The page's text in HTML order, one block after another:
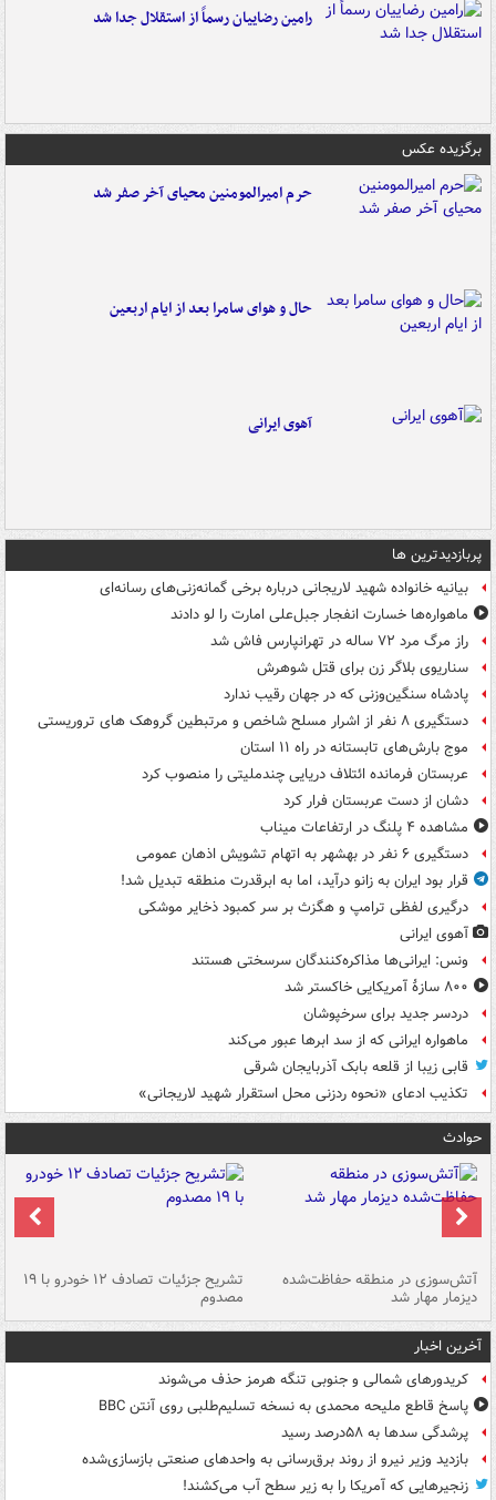
رامین رضاییان رسماً از استقلال جدا شد
برگزیده عکس
حرم امیرالمومنین محیای آخر صفر شد
حال و هوای سامرا بعد از ایام اربعین
آهوی ایرانی
پربازدیدترین ها
بیانیه خانواده شهید لاریجانی درباره برخی گمانه‌زنی‌های رسانه‌ای
ماهواره‌ها خسارت انفجار جبل‌علی امارت را لو دادند
راز مرگ مرد ۷۲ ساله در تهرانپارس فاش شد
سناریوی بلاگر زن برای قتل شوهرش
پادشاه سنگین‌وزنی که در جهان رقیب ندارد
دستگیری ۸ نفر از اشرار مسلح شاخص و مرتبطین گروهک های تروریستی
موج بارش‌های تابستانه در راه ۱۱ استان
عربستان فرمانده ائتلاف دریایی چندملیتی را منصوب کرد
دشان از دست عربستان فرار کرد
مشاهده ۴ پلنگ در ارتفاعات میناب
دستگیری ۶ نفر در بهشهر به اتهام تشویش اذهان عمومی
قرار بود ایران به زانو درآید، اما به ابرقدرت منطقه تبدیل شد!
درگیری لفظی ترامپ و هگزث بر سر کمبود ذخایر موشکی
آهوی ایرانی
ونس: ایرانی‌ها مذاکره‌کنندگان سرسختی هستند
۸۰۰ سازۀ آمریکایی خاکستر شد
دردسر جدید برای سرخپوشان
ماهواره ایرانی که از سد ابرها عبور می‌کند
قابی زیبا از قلعه بابک آذربایجان شرقی
تکذیب ادعای «نحوه ردزنی محل استقرار شهید لاریجانی»
حوادث
آتش‌سوزی در منطقه حفاظت‌شده
دیزمار مهار شد
تشریح جزئیات تصادف ۱۲ خودرو با ۱۹
مصدوم
آخرین اخبار
کریدورهای شمالی و جنوبی تنگه هرمز حذف می‌شوند
پاسخ قاطع ملیحه محمدی به نسخه تسلیم‌طلبی روی آنتن BBC
پرشدگی سدها به ۵۸درصد رسید
بازدید وزیر نیرو از روند برق‌رسانی به واحدهای صنعتی بازسازی‌شده
زنجیرهایی که آمریکا را به زیر سطح آب می‌کشند!